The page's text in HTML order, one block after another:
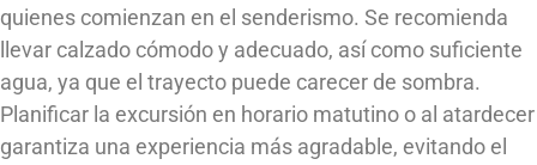
quienes comienzan en el senderismo. Se recomienda
llevar calzado cómodo y adecuado, así como suficiente
agua, ya que el trayecto puede carecer de sombra.
Planificar la excursión en horario matutino o al atardecer
garantiza una experiencia más agradable, evitando el